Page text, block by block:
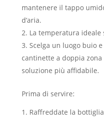
mantenere il tappo
d’aria.
La temperatura ideale
Scelga un luogo buio
cantinette a doppia zona
soluzione più affidabile.
Prima di servire:
Raffreddate la